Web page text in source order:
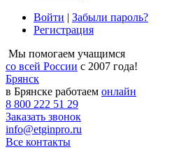
Войти | Забыли пароль?
Регистрация
Мы помогаем учащимся
со всей России с 2007 года!
Брянск
в Брянске работаем онлайн
8 800 222 51 29
Заказать звонок
info@etginpro.ru
Все контакты